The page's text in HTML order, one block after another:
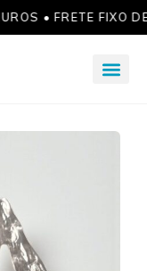
• FRETE FIXO